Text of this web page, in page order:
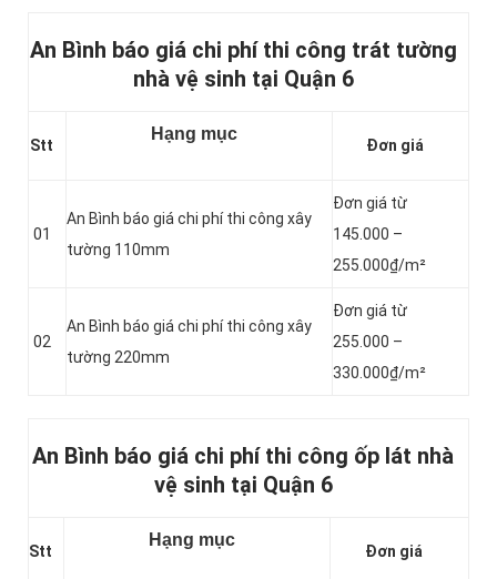
An Bình báo giá chi phí thi công trát tường
nhà vệ sinh tại Quận 6
Stt
Hạng mục
Đơn giá
01
An Bình báo giá chi phí thi công xây
tường 110mm
Đơn giá từ
145.000 –
255.000₫/m²
02
An Bình báo giá chi phí thi công xây
tường 220mm
Đơn giá từ
255.000 –
330.000₫/m²
An Bình báo giá chi phí thi công ốp lát nhà
vệ sinh tại Quận 6
Stt
Hạng mục
Đơn giá